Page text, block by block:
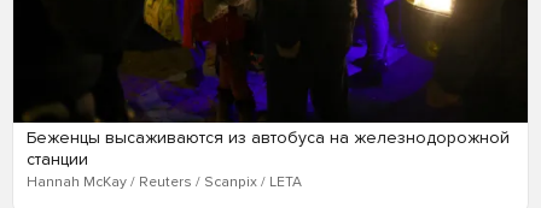
Беженцы высаживаются из автобуса на железнодорожной
станции
Hannah McKay / Reuters / Scanpix / LETA